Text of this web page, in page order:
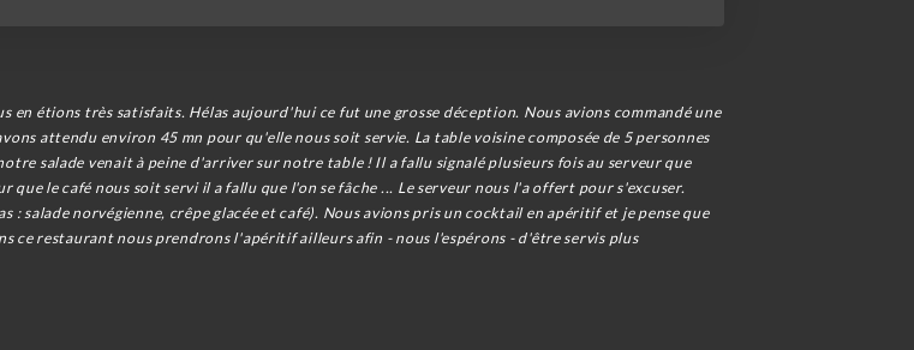
en étions très satisfaits. Hélas aujourd'hui ce fut une grosse déception. Nous avions commandé une
attendu environ 45 mn pour qu'elle nous soit servie. La table voisine composée de 5 personnes
salade venait à peine d'arriver sur notre table ! Il a fallu signalé plusieurs fois au serveur que
le café nous soit servi il a fallu que l'on se fâche ... Le serveur nous l'a offert pour s'excuser.
: salade norvégienne, crêpe glacée et café). Nous avions pris un cocktail en apéritif et je pense que
ce restaurant nous prendrons l'apéritif ailleurs afin - nous l'espérons - d'être servis plus